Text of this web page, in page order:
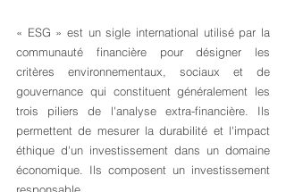
« ESG » est un sigle international utilisé par la
communauté financière pour désigner les
critères environnementaux, sociaux et de
gouvernance qui constituent généralement les
trois piliers de l'analyse extra-financière. Ils
permettent de mesurer la durabilité et l'impact
éthique d'un investissement dans un domaine
économique. Ils composent un investissement